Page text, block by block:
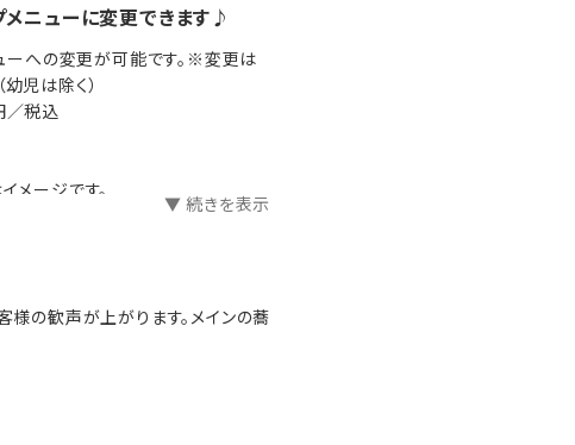
ます。
メニューに変更できます♪
ーへの変更が可能です。※変更は
児は除く）
／税込
ージです。
▼ 続きを表示
の歓声が上がります。メインの蕎